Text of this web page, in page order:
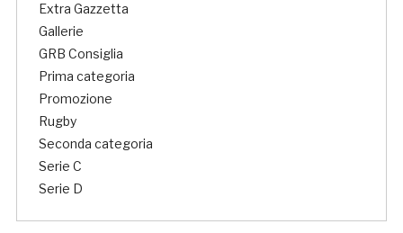
Extra Gazzetta
Gallerie
GRB Consiglia
Prima categoria
Promozione
Rugby
Seconda categoria
Serie C
Serie D